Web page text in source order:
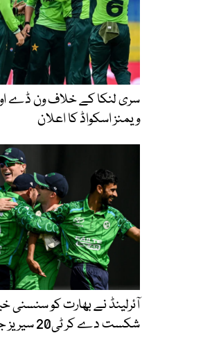
ویمنز اسکواڈ کا اعلان
آئرلینڈ نے بھارت کو سنسنی
شکست دے کر ٹی20 سیریز جیت لی